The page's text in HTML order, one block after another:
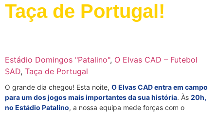
Taça de Portugal!
Estádio Domingos "Patalino", O Elvas CAD – Futebol
SAD, Taça de Portugal
O grande dia chegou! Esta noite, O Elvas CAD entra em campo
para um dos jogos mais importantes da sua história. Às 20h,
no Estádio Patalino, a nossa equipa mede forças com o